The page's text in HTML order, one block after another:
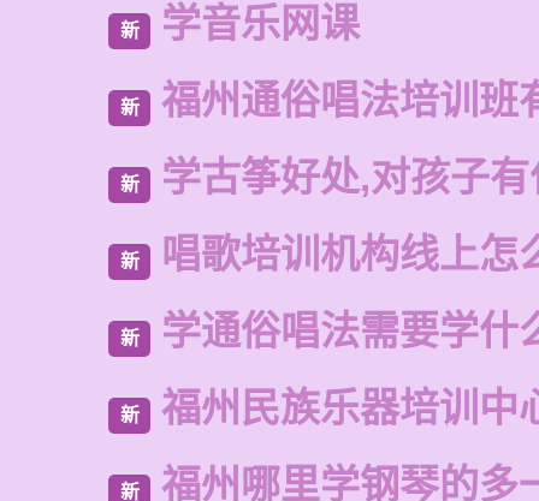
新 学音乐网课
新 福州通俗唱法培训班
新 学古筝好处,对孩子
新 唱歌培训机构线上怎
新 学通俗唱法需要学什
新 福州民族乐器培训中
新 福州哪里学钢琴的多